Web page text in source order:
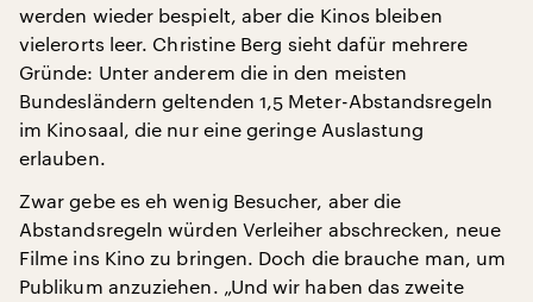
werden wieder bespielt, aber die Kinos bleiben
vielerorts leer. Christine Berg sieht dafür mehrere
Gründe: Unter anderem die in den meisten
Bundesländern geltenden 1,5 Meter-Abstandsregeln
im Kinosaal, die nur eine geringe Auslastung
erlauben.
Zwar gebe es eh wenig Besucher, aber die
Abstandsregeln würden Verleiher abschrecken, neue
Filme ins Kino zu bringen. Doch die brauche man, um
Publikum anzuziehen. „Und wir haben das zweite